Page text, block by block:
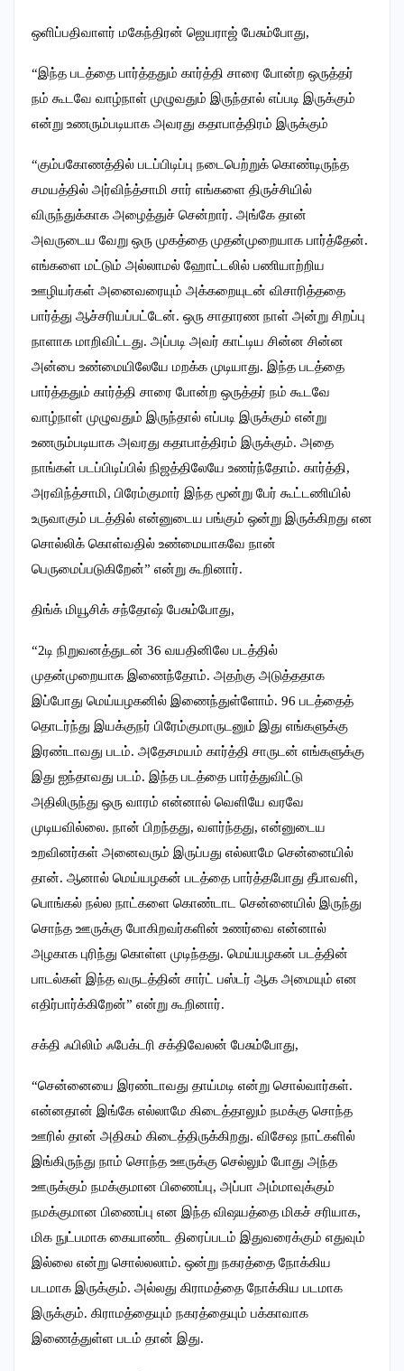
ஒளிப்பதிவாளர் மகேந்திரன் ஜெயராஜ் பேசும்போது,
“இந்த படத்தை பார்த்ததும் கார்த்தி சாரை போன்ற ஒருத்தர்
நம் கூடவே வாழ்நாள் முழுவதும் இருந்தால் எப்படி இருக்கும்
என்று உணரும்படியாக அவரது கதாபாத்திரம் இருக்கும்
“கும்பகோணத்தில் படப்பிடிப்பு நடைபெற்றுக் கொண்டிருந்த
சமயத்தில் அர்விந்த்சாமி சார் எங்களை திருச்சியில்
விருந்துக்காக அழைத்துச் சென்றார். அங்கே தான்
அவருடைய வேறு ஒரு முகத்தை முதன்முறையாக பார்த்தேன்.
எங்களை மட்டும் அல்லாமல் ஹோட்டலில் பணியாற்றிய
ஊழியர்கள் அனைவரையும் அக்கறையுடன் விசாரித்ததை
பார்த்து ஆச்சரியப்பட்டேன். ஒரு சாதாரண நாள் அன்று சிறப்பு
நாளாக மாறிவிட்டது. அப்படி அவர் காட்டிய சின்ன சின்ன
அன்பை உண்மையிலேயே மறக்க முடியாது. இந்த படத்தை
பார்த்ததும் கார்த்தி சாரை போன்ற ஒருத்தர் நம் கூடவே
வாழ்நாள் முழுவதும் இருந்தால் எப்படி இருக்கும் என்று
உணரும்படியாக அவரது கதாபாத்திரம் இருக்கும். அதை
நாங்கள் படப்பிடிப்பில் நிஜத்திலேயே உணர்ந்தோம். கார்த்தி,
அரவிந்த்சாமி, பிரேம்குமார் இந்த மூன்று பேர் கூட்டணியில்
உருவாகும் படத்தில் என்னுடைய பங்கும் ஒன்று இருக்கிறது என
சொல்லிக் கொள்வதில் உண்மையாகவே நான்
பெருமைப்படுகிறேன்” என்று கூறினார்.
திங்க் மியூசிக் சந்தோஷ் பேசும்போது,
“2டி நிறுவனத்துடன் 36 வயதினிலே படத்தில்
முதன்முறையாக இணைந்தோம். அதற்கு அடுத்ததாக
இப்போது மெய்யழகனில் இணைந்துள்ளோம். 96 படத்தைத்
தொடர்ந்து இயக்குநர் பிரேம்குமாருடனும் இது எங்களுக்கு
இரண்டாவது படம். அதேசமயம் கார்த்தி சாருடன் எங்களுக்கு
இது ஐந்தாவது படம். இந்த படத்தை பார்த்துவிட்டு
அதிலிருந்து ஒரு வாரம் என்னால் வெளியே வரவே
முடியவில்லை. நான் பிறந்தது, வளர்ந்தது, என்னுடைய
உறவினர்கள் அனைவரும் இருப்பது எல்லாமே சென்னையில்
தான். ஆனால் மெய்யழகன் படத்தை பார்த்தபோது தீபாவளி,
பொங்கல் நல்ல நாட்களை கொண்டாட சென்னையில் இருந்து
சொந்த ஊருக்கு போகிறவர்களின் உணர்வை என்னால்
அழகாக புரிந்து கொள்ள முடிந்தது. மெய்யழகன் படத்தின்
பாடல்கள் இந்த வருடத்தின் சார்ட் பஸ்டர் ஆக அமையும் என
எதிர்பார்க்கிறேன்” என்று கூறினார்.
சக்தி ஃபிலிம் ஃபேக்டரி சக்திவேலன் பேசும்போது,
“சென்னையை இரண்டாவது தாய்மடி என்று சொல்வார்கள்.
என்னதான் இங்கே எல்லாமே கிடைத்தாலும் நமக்கு சொந்த
ஊரில் தான் அதிகம் கிடைத்திருக்கிறது. விசேஷ நாட்களில்
இங்கிருந்து நாம் சொந்த ஊருக்கு செல்லும் போது அந்த
ஊருக்கும் நமக்குமான பிணைப்பு, அப்பா அம்மாவுக்கும்
நமக்குமான பிணைப்பு என இந்த விஷயத்தை மிகச் சரியாக,
மிக நுட்பமாக கையாண்ட திரைப்படம் இதுவரைக்கும் எதுவும்
இல்லை என்று சொல்லலாம். ஒன்று நகரத்தை நோக்கிய
படமாக இருக்கும். அல்லது கிராமத்தை நோக்கிய படமாக
இருக்கும். கிராமத்தையும் நகரத்தையும் பக்காவாக
இணைத்துள்ள படம் தான் இது.